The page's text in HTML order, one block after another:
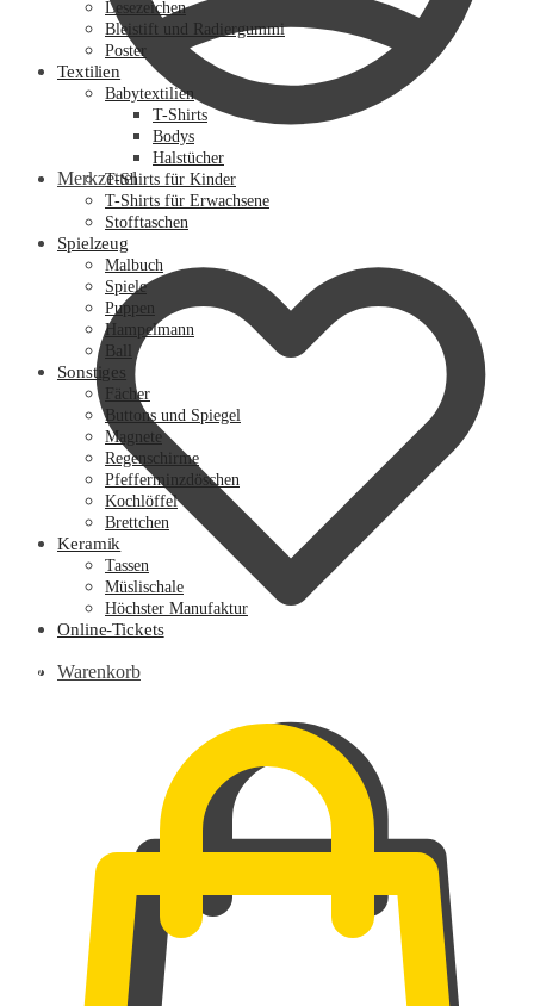
Merkzettel
Warenkorb
Lesezeichen
Bleistift und Radiergummi
Poster
Textilien
Babytextilien
T-Shirts
Bodys
Halstücher
T-Shirts für Kinder
T-Shirts für Erwachsene
Stofftaschen
Spielzeug
Malbuch
Spiele
Puppen
Hampelmann
Ball
Sonstiges
Fächer
Buttons und Spiegel
Magnete
Regenschirme
Pfefferminzdöschen
Kochlöffel
Brettchen
Keramik
Tassen
Müslischale
Höchster Manufaktur
Online-Tickets
0,00